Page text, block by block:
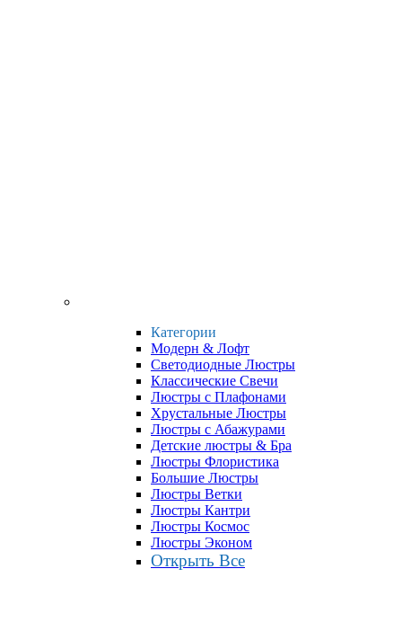
Категории
Модерн & Лофт
Светодиодные Люстры
Классические Свечи
Люстры с Плафонами
Хрустальные Люстры
Люстры с Абажурами
Детские люстры & Бра
Люстры Флористика
Большие Люстры
Люстры Ветки
Люстры Кантри
Люстры Космос
Люстры Эконом
Открыть Все